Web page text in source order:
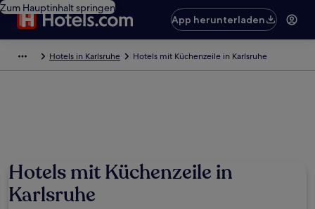
Zum Hauptinhalt springen
App herunterladen
Hotels in Karlsruhe Hotels mit Küchenzeile in Karlsruhe
Hotels mit Küchenzeile in
Karlsruhe